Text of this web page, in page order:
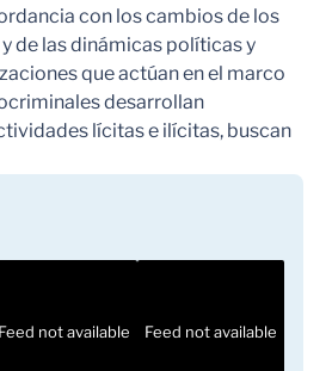
con los cambios de los
de las dinámicas políticas y
que actúan en el marco
desarrollan
lícitas e ilícitas, buscan
Feed not available Feed not available